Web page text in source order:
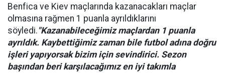
Benfica ve Kiev maçlarında kazanacakları maçlar
olmasına rağmen 1 puanla ayrıldıklarını
söyledi."Kazanabileceğimiz maçlardan 1 puanla
ayrıldık. Kaybettiğimiz zaman bile futbol adına doğru
işleri yapıyorsak bizim için sevindirici. Sezon
başından beri karşılacağımız en iyi takımla